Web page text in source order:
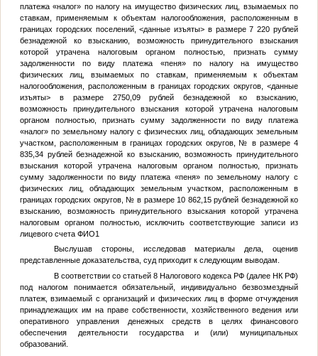
платежа «налог» по налогу на имущество физических лиц, взымаемых по
ставкам, применяемым к объектам налогообложения, расположенным в
границах городских поселений,<данные изъяты> в размере 7 220 рублей
безнадежной ко взысканию, возможность принудительного взыскания
которой утрачена налоговым органом полностью, признать сумму
задолженности по виду платежа «пеня» по налогу на имущество
физических лиц, взымаемых по ставкам, применяемым к объектам
налогообложения, расположенным в границах городских округов,<данные
изъяты>в размере 2750,09 рублей безнадежной ко взысканию,
возможность принудительного взыскания которой утрачена налоговым
органом полностью, признать сумму задолженности по виду платежа
«налог» по земельному налогу с физических лиц, обладающих земельным
участком, расположенным в границах городских округов, № в размере 4
835,34 рублей безнадежной ко взысканию, возможность принудительного
взыскания которой утрачена налоговым органом полностью, признать
сумму задолженности по виду платежа «пеня» по земельному налогу с
физических лиц, обладающих земельным участком, расположенным в
границах городских округов, № в размере 10 862,15 рублей безнадежной ко
взысканию, возможность принудительного взыскания которой утрачена
налоговым органом полностью, исключить соответствующие записи из
лицевого счета ФИО1
Выслушав стороны, исследовав материалы дела, оценив
представленные доказательства, суд приходит к следующим выводам.
В соответствии со статьей 8 Налогового кодекса РФ (далее НК РФ)
под налогом понимается обязательный, индивидуально безвозмездный
платеж, взимаемый с организаций и физических лиц в форме отчуждения
принадлежащих им на праве собственности, хозяйственного ведения или
оперативного управления денежных средств в целях финансового
обеспечения деятельности государства и (или) муниципальных
образований.